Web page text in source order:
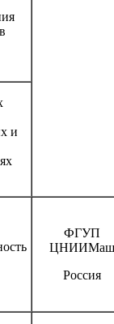
и
ФГУП
ЦНИИМаш
Россия